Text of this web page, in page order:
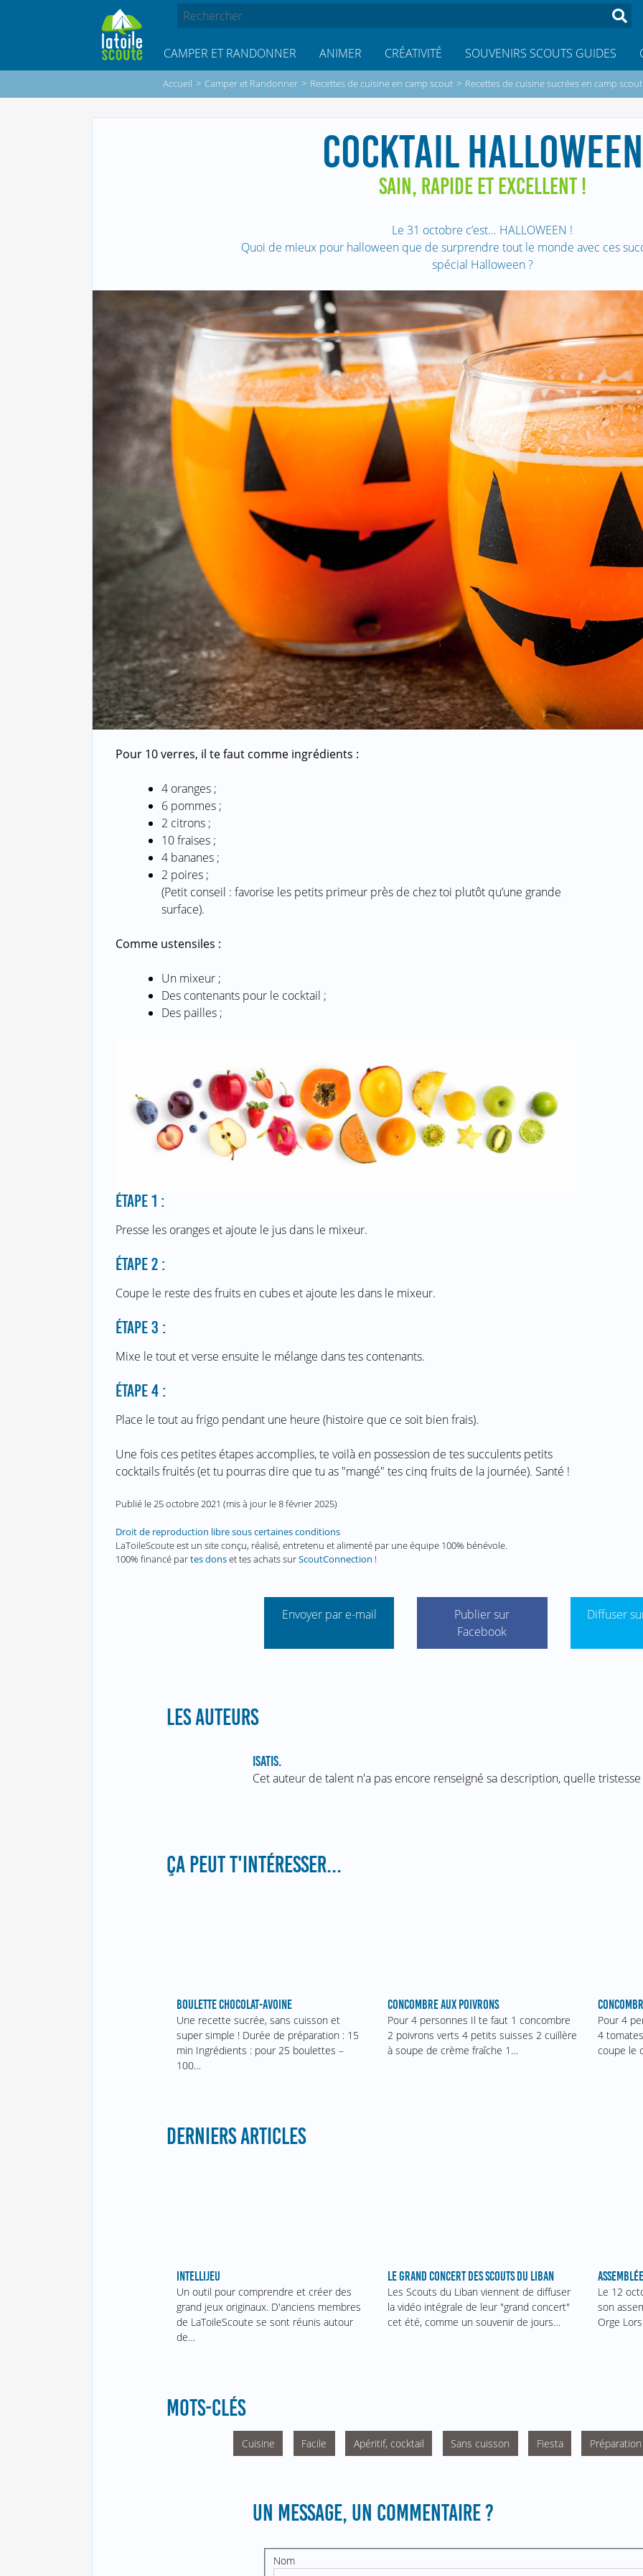
CAMPER ET RANDONNER ANIMER CRÉATIVITÉ SOUVENIRS SCOUTS GUIDES
Accueil > Camper et Randonner > Recettes de cuisine en camp scout > Recettes de cuisine sucrées en camp scout
COCKTAIL HALLOWEEN
SAIN, RAPIDE ET EXCELLENT !
Le 31 octobre c’est... HALLOWEEN !
Quoi de mieux pour halloween que de surprendre tout le monde avec ces
spécial Halloween ?
Pour 10 verres, il te faut comme ingrédients :
4 oranges ;
6 pommes ;
2 citrons ;
10 fraises ;
4 bananes ;
2 poires ;
(Petit conseil : favorise les petits primeur près de chez toi plutôt qu’une grande
surface).
Comme ustensiles :
Un mixeur ;
Des contenants pour le cocktail ;
Des pailles ;
ÉTAPE 1 :
Presse les oranges et ajoute le jus dans le mixeur.
ÉTAPE 2 :
Coupe le reste des fruits en cubes et ajoute les dans le mixeur.
ÉTAPE 3 :
Mixe le tout et verse ensuite le mélange dans tes contenants.
ÉTAPE 4 :
Place le tout au frigo pendant une heure (histoire que ce soit bien frais).
Une fois ces petites étapes accomplies, te voilà en possession de tes succulents petits
cocktails fruités (et tu pourras dire que tu as "mangé" tes cinq fruits de la journée). Santé !
Publié le25 octobre 2021 (mis à jour le8 février 2025)
Droit de reproduction libre sous certaines conditions
LaToileScoute est un site conçu, réalisé, entretenu et alimenté par une équipe 100% bénévole.
100% financé partes donset tes achats surScoutConnection !
Envoyer par e-mail
Publier sur
Facebook
Diffuser
LES AUTEURS
ISATIS.
Cet auteur de talent n'a pas encore renseigné sa description, quelle tristesse
ÇA PEUT T'INTÉRESSER...
BOULETTE CHOCOLAT-AVOINE
Une recette sucrée, sans cuisson et
super simple ! Durée de préparation : 15
min Ingrédients : pour 25 boulettes –
100…
CONCOMBRE AUX POIVRONS
Pour 4 personnes Il te faut 1 concombre
2 poivrons verts 4 petits suisses 2 cuillère
à soupe de crème fraîche 1…
Pour 4
4
coupe le
DERNIERS ARTICLES
INTELLIJEU
Un outil pour comprendre et créer des
grand jeux originaux. D'anciens membres
de LaToileScoute se sont réunis autour
de…
LE GRAND CONCERT DES SCOUTS DU LIBAN
Les Scouts du Liban viennent de diffuser
la vidéo intégrale de leur "grand concert"
cet été, comme un souvenir de jours…
Le 12
son
Orge
MOTS-CLÉS
Cuisine Facile Apéritif, cocktail Sans cuisson Fiesta
UN MESSAGE, UN COMMENTAIRE ?
Nom